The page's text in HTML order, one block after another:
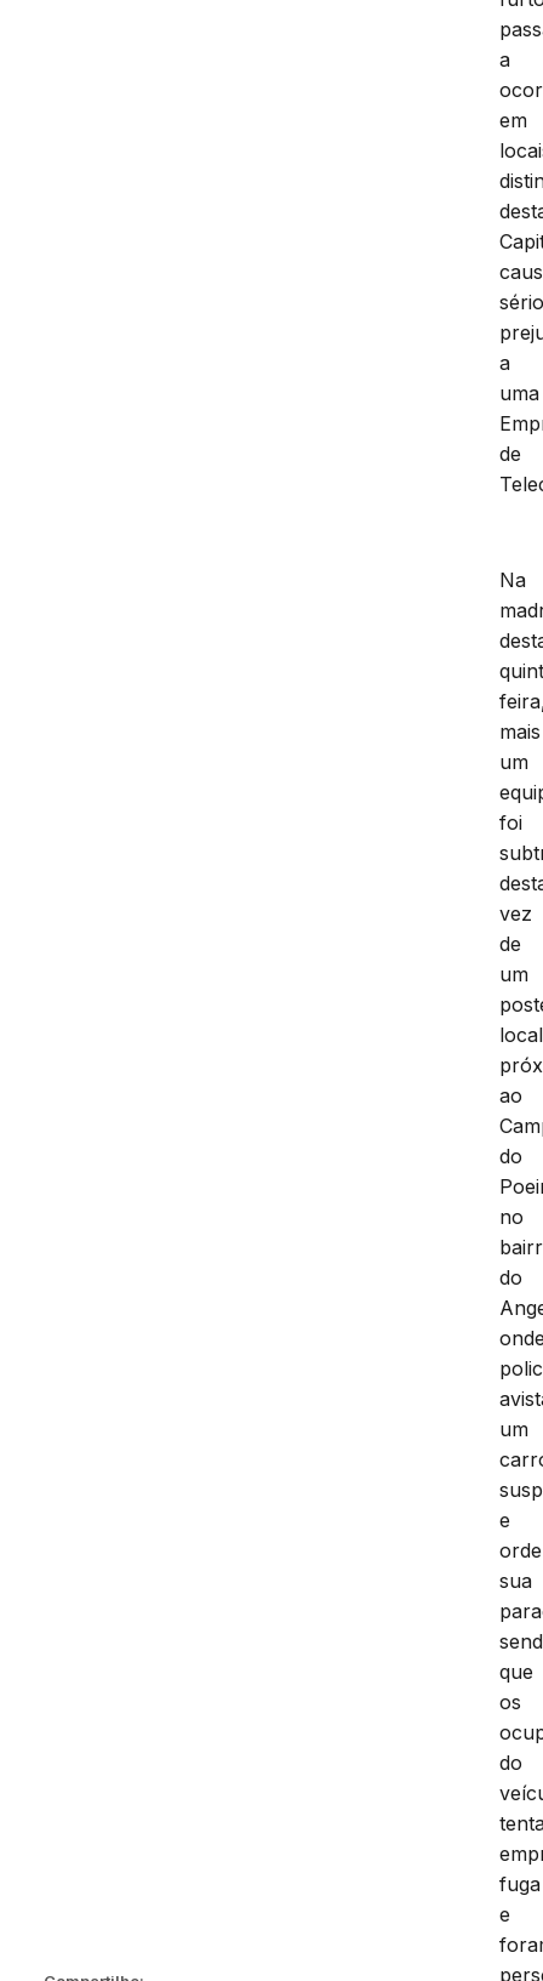
a
em
a
uma
de
Na
mais
um
foi
vez
de
um
ao
do
no
do
um
e
sua
que
os
do
fuga
e